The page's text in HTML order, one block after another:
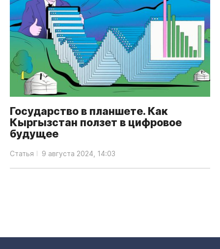
Государство в планшете. Как
Кыргызстан ползет в цифровое
будущее
Статья 9 августа 2024, 14:03